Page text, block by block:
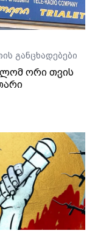
განცხადებები
ორი თვის